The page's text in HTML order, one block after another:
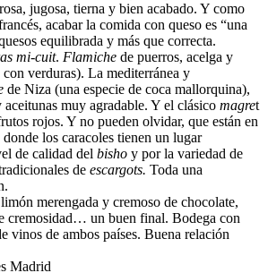
jugosa, tierna y bien acabado. Y como
acabar la comida con queso es “una
equilibrada y más que correcta.
mi-cuit. Flamiche de puerros, acelga y
con verduras). La mediterránea y
de Niza (una especie de coca mallorquina),
muy agradable. Y el clásico magret
rojos. Y no pueden olvidar, que están en
los caracoles tienen un lugar
de calidad del bisho y por la variedad de
de escargots. Toda una
merengada y cremoso de chocolate,
cremosidad… un buen final. Bodega con
vinos de ambos países. Buena relación
Madrid